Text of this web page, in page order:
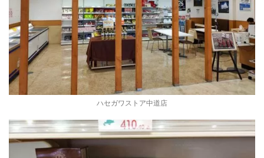
ハセガワストア中道店